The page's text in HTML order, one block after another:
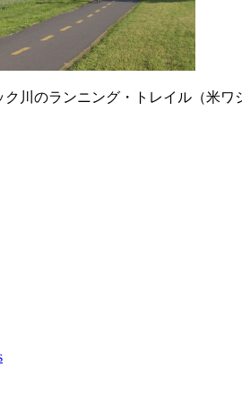
川のランニング・トレイル（米ワ